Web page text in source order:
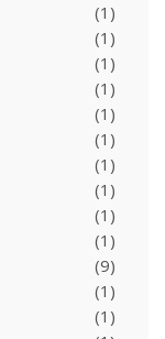
(1)
(1)
(1)
(1)
(1)
(1)
(1)
(1)
(1)
(1)
(9)
(1)
(1)